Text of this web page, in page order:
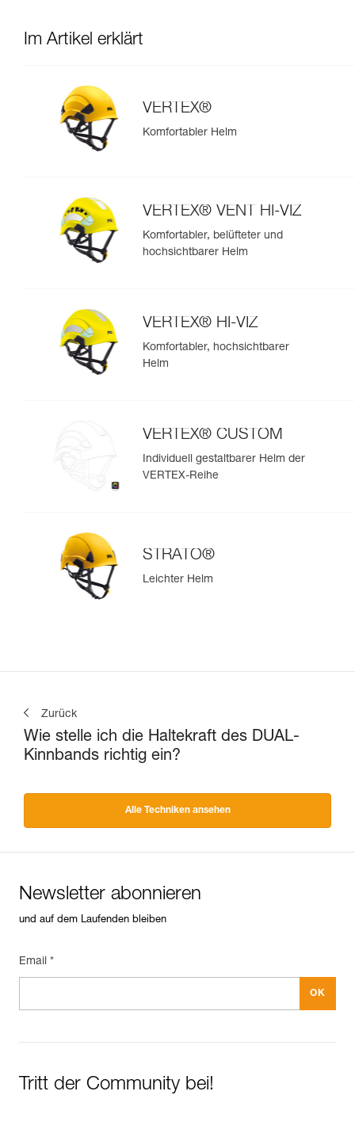
Im Artikel erklärt
VERTEX®
Komfortabler Helm
VERTEX® VENT HI-VIZ
Komfortabler, belüfteter und
hochsichtbarer Helm
VERTEX® HI-VIZ
Komfortabler, hochsichtbarer
Helm
VERTEX® CUSTOM
Individuell gestaltbarer Helm der
VERTEX-Reihe
STRATO®
Leichter Helm
Zurück
Wie stelle ich die Haltekraft des DUAL-
Kinnbands richtig ein?
Alle Techniken ansehen
Newsletter abonnieren
und auf dem Laufenden bleiben
Email *
Tritt der Community bei!